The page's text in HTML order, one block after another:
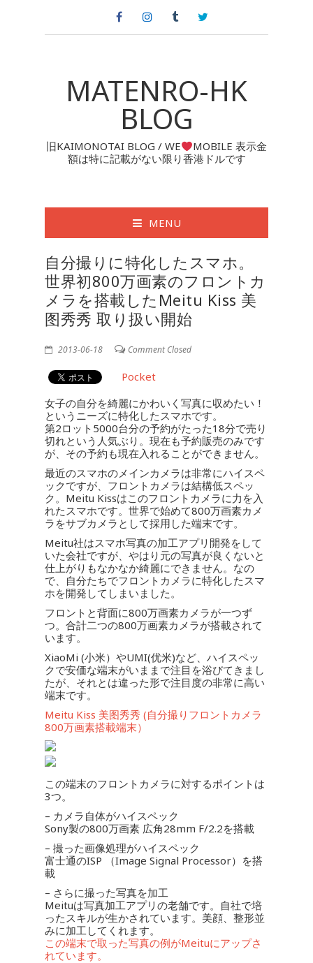
MATENRO-HK
BLOG
旧KAIMONOTAI BLOG / WE
MOBILE 表示金
額は特に記載がない限り香港ドルです
MENU
自分撮りに特化したスマホ。
世界初800万画素のフロントカ
メラを搭載したMeitu Kiss 美
图秀秀 取り扱い開始
2013-06-18 Comment Closed
Pocket
女子の自分を綺麗にかわいく写真に収めたい！
というニーズに特化したスマホです。
第2ロット5000台分の予約がたった18分で売り
切れという人気ぶり。現在も予約販売のみです
が、その予約も現在入れることができません。
最近のスマホのメインカメラは非常にハイスペ
ックですが、フロントカメラは結構低スペッ
ク。Meitu Kissはこのフロントカメラに力を入
れたスマホです。世界で始めて800万画素カメ
ラをサブカメラとして採用した端末です。
Meitu社はスマホ写真の加工アプリ開発をして
いた会社ですが、やはり元の写真が良くないと
仕上がりもなかなか綺麗にできません。なの
で、自分たちでフロントカメラに特化したスマ
ホを開発してしまいました。
フロントと背面に800万画素カメラが一つず
つ。合計二つの800万画素カメラが搭載されて
います。
XiaoMi (小米）やUMI(优米)など、ハイスペッ
クで安価な端末がいままで注目を浴びてきまし
たが、それとは違った形で注目度の非常に高い
端末です。
Meitu Kiss 美图秀秀 (自分撮りフロントカメラ
800万画素搭載端末）
この端末のフロントカメラに対するポイントは
3つ。
– カメラ自体がハイスペック
Sony製の800万画素 広角28mm F/2.2を搭載
– 撮った画像処理がハイスペック
富士通のISP （Image Signal Processor）を搭
載
– さらに撮った写真を加工
Meituは写真加工アプリの老舗です。自社で培
ったスキルが生かされています。美顔、整形並
みに加工してくれます。
この端末で取った写真の例がMeituにアップさ
れています。